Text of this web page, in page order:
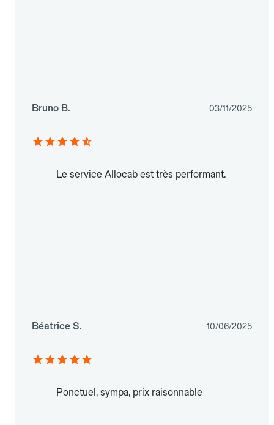
Bruno B. 03/11/2025
Le service Allocab est très performant.
Béatrice S. 10/06/2025
Ponctuel, sympa, prix raisonnable